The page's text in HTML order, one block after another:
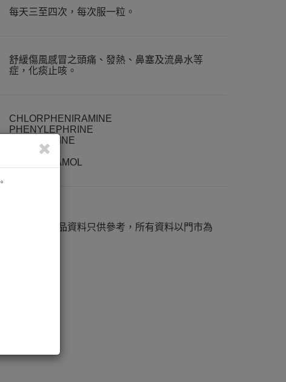
每天三至四次，每次服一粒。
舒緩傷風感冒之頭痛、發熱、鼻塞及流鼻水等
症，化痰止咳。
CHLORPHENIRAMINE
PHENYLEPHRINE
BROMHEXINE
CAFFEINE
PARACETAMOL
網站內之產品資料只供參考，所有資料以門市為